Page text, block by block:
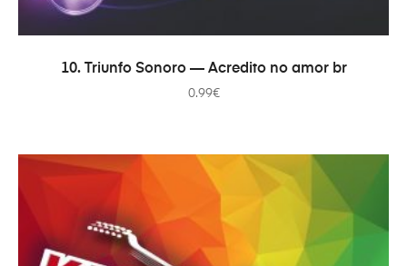
В КОРЗИНУ
10. Triunfo Sonoro — Acredito no amor br
0.99€